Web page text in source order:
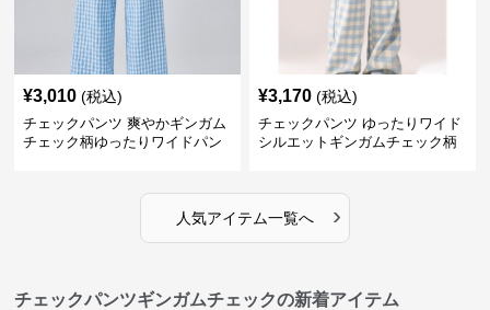
¥3,010 (税込)
チェックパンツ 爽やかギンガム
チェック柄ゆったりワイドパン
¥3,170 (税込)
チェックパンツ ゆったりワイド
シルエットギンガムチェック柄
人気アイテム一覧へ ›
チェックパンツギンガムチェックの新着アイテム